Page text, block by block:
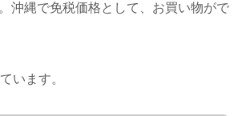
沖縄で免税価格として、お買い物がで
います。